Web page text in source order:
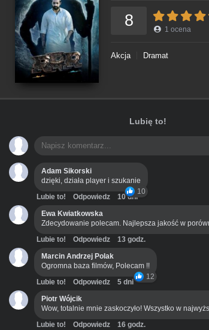
8 1 ocena
Akcja Dramat
Lubię to!
Adam Sikorski
dzięki, działa player i szukanie
10
Lubie to! Odpowiedz
10 dni
Ewa Kwiatkowska
Zdecydowanie polecam. Najlepsza jakość w
Lubie to! Odpowiedz
13 godz.
Marcin Andrzej Polak
Ogromna baza filmów, Polecam !!
12
Lubie to! Odpowiedz
5 dni
Piotr Wójcik
Wow, totalnie mnie zaskoczyło! Wszystko w
Lubie to! Odpowiedz 16 godz.